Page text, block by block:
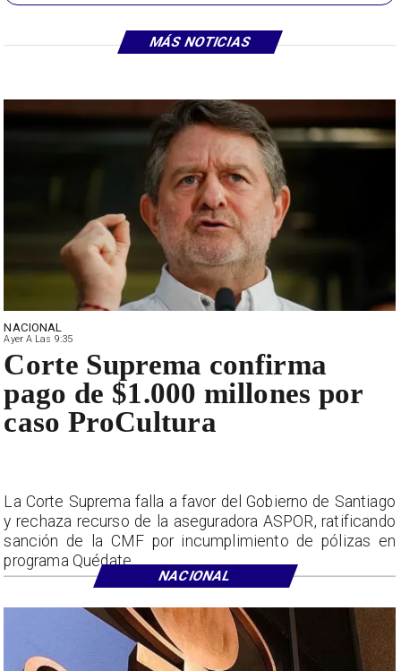
MÁS NOTICIAS
NACIONAL
Ayer A Las 9:35
Corte Suprema confirma
pago de $1.000 millones por
caso ProCultura
La Corte Suprema falla a favor del Gobierno de Santiago
y rechaza recurso de la aseguradora ASPOR, ratificando
sanción de la CMF por incumplimiento de pólizas en
programa Quédate.
NACIONAL